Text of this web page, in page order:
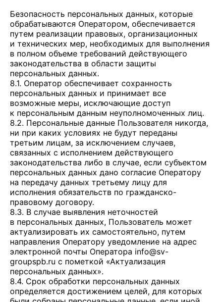
Безопасность персональных данных, которые
обрабатываются Оператором, обеспечивается
путем реализации правовых, организационных
и технических мер, необходимых для выполнения
в полном объеме требований действующего
законодательства в области защиты
персональных данных.
8.1. Оператор обеспечивает сохранность
персональных данных и принимает все
возможные меры, исключающие доступ
к персональным данным неуполномоченных лиц.
8.2. Персональные данные Пользователя никогда,
ни при каких условиях не будут переданы
третьим лицам, за исключением случаев,
связанных с исполнением действующего
законодательства либо в случае, если субъектом
персональных данных дано согласие Оператору
на передачу данных третьему лицу для
исполнения обязательств по гражданско-
правовому договору.
8.3. В случае выявления неточностей
в персональных данных, Пользователь может
актуализировать их самостоятельно, путем
направления Оператору уведомление на адрес
электронной почты Оператора info@sv-
groupspb.ru с пометкой «Актуализация
персональных данных».
8.4. Срок обработки персональных данных
определяется достижением целей, для которых